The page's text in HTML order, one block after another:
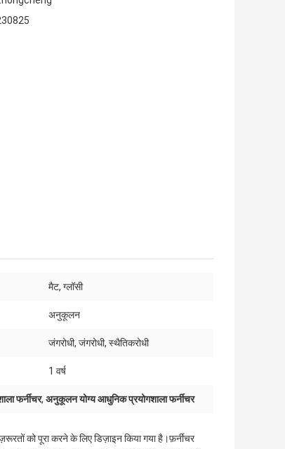
मैट, ग्लॉसी
अनुकूलन
जंगरोधी, जंगरोधी, स्थैतिकरोधी
1 वर्ष
फर्नीचर, अनुकूलन योग्य आधुनिक प्रयोगशाला फर्नीचर
को पूरा करने के लिए डिज़ाइन किया गया है।फ़र्नीचर